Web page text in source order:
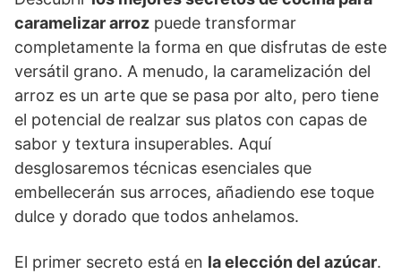
caramelizar arroz puede transformar
completamente la forma en que disfrutas de este
versátil grano. A menudo, la caramelización del
arroz es un arte que se pasa por alto, pero tiene
el potencial de realzar sus platos con capas de
sabor y textura insuperables. Aquí
desglosaremos técnicas esenciales que
embellecerán sus arroces, añadiendo ese toque
dulce y dorado que todos anhelamos.
El primer secreto está en la elección del azúcar.